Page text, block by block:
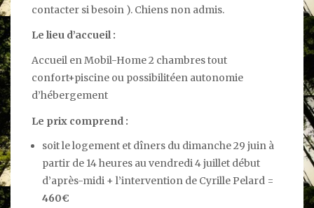
contacter si besoin ). Chiens non admis.
Le lieu d’accueil :
Accueil en Mobil-Home 2 chambres tout
confort+piscine ou possibilitéen autonomie
d’hébergement
Le prix comprend :
soit le logement et dîners du dimanche 29 juin à
partir de 14 heures au vendredi 4 juillet début
d’après-midi + l’intervention de Cyrille Pelard =
460€